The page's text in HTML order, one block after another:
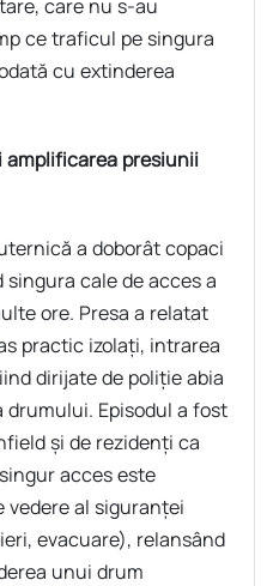
care nu s-au
ce traficul pe singura
cu extinderea
amplificarea presiunii
a doborât copaci
singura cale de acces a
ore. Presa a relatat
practic izolați, intrarea
dirijate de poliție abia
drumului. Episodul a fost
și de rezidenți ca
acces este
al siguranței
evacuare), relansând
unui drum